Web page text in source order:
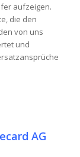
aufzeigen.
die den
von uns
und
AG